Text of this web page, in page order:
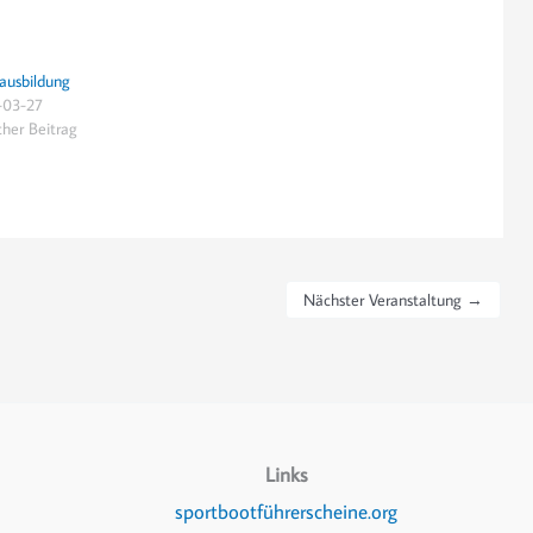
27
Beitrag
Nächster Veranstaltung →
Links
sportbootführerscheine.org